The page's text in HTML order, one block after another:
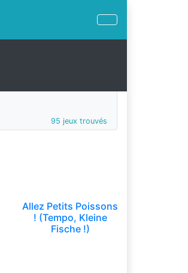
95 jeux trouvés
Allez Petits Poissons
! (Tempo, Kleine
Fische !)